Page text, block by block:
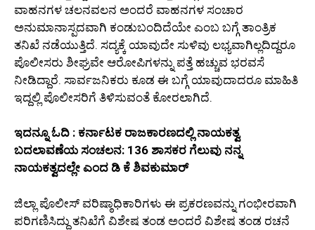
ವಾಹನಗಳ ಚಲನವಲನ ಅಂದರೆ ವಾಹನಗಳ ಸಂಚಾರ
ಅನುಮಾನಾಸ್ಪದವಾಗಿ ಕಂಡುಬಂದಿದೆಯೇ ಎಂಬ ಬಗ್ಗೆ ತಾಂತ್ರಿಕ
ತನಿಖೆ ನಡೆಯುತ್ತಿದೆ. ಸದ್ಯಕ್ಕೆ ಯಾವುದೇ ಸುಳಿವು ಲಭ್ಯವಾಗಿಲ್ಲದಿದ್ದರೂ
ಪೊಲೀಸರು ಶೀಘ್ರವೇ ಆರೋಪಿಗಳನ್ನು ಪತ್ತೆ ಹಚ್ಚುವ ಭರವಸೆ
ನೀಡಿದ್ದಾರೆ. ಸಾರ್ವಜನಿಕರು ಕೂಡ ಈ ಬಗ್ಗೆ ಯಾವುದಾದರೂ ಮಾಹಿತಿ
ಇದ್ದಲ್ಲಿ ಪೊಲೀಸರಿಗೆ ತಿಳಿಸುವಂತೆ ಕೋರಲಾಗಿದೆ.
ಇದನ್ನೂ ಓದಿ : ಕರ್ನಾಟಕ ರಾಜಕಾರಣದಲ್ಲಿ ನಾಯಕತ್ವ
ಬದಲಾವಣೆಯ ಸಂಚಲನ: 136 ಶಾಸಕರ ಗೆಲುವು ನನ್ನ
ನಾಯಕತ್ವದಲ್ಲೇ ಎಂದ ಡಿ ಕೆ ಶಿವಕುಮಾರ್
ಜಿಲ್ಲಾ ಪೊಲೀಸ್ ವರಿಷ್ಠಾಧಿಕಾರಿಗಳು ಈ ಪ್ರಕರಣವನ್ನು ಗಂಭೀರವಾಗಿ
ಪರಿಗಣಿಸಿದ್ದು ತನಿಖೆಗೆ ವಿಶೇಷ ತಂಡ ಅಂದರೆ ವಿಶೇಷ ತಂಡ ರಚನೆ